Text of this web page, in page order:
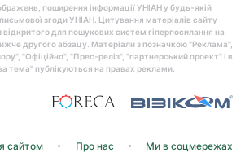
поширення інформації УНІАН у будь-якій
згоди УНІАН. Цитування матеріалів сайту
для пошукових систем гіперпосилання на
другого абзацу. Матеріали з позначкою "Реклама",
"Офіційно", "Прес-реліз", "партнерський проект" і в
тема" публікуються на правах реклами.
сайтом Про нас Ми в соцмережах